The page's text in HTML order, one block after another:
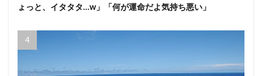
ょっと、イタタタ…w」「何が運命だよ気持ち悪い」